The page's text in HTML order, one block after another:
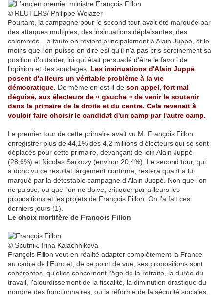
© REUTERS/ Philippe Wojazer
Pourtant, la campagne pour le second tour avait été marquée par
des attaques multiples, des insinuations déplaisantes, des
calomnies. La faute en revient principalement à Alain Juppé, et le
moins que l'on puisse en dire est qu'il n'a pas pris sereinement sa
position d'outsider, lui qui était persuadé d'être le favori de
l'opinion et des sondages. Les insinuations d'Alain Juppé
posent d'ailleurs un véritable problème à la vie
démocratique. De même en est-il de son appel, fort mal
déguisé, aux électeurs de « gauche » de venir le soutenir
dans la primaire de la droite et du centre. Cela revenait à
vouloir faire choisir le candidat d'un camp par l'autre camp.
Le premier tour de cette primaire avait vu M. François Fillon
enregistrer plus de 44,1% des 4,2 millions d'électeurs qui se sont
déplacés pour cette primaire, devançant de loin Alain Juppé
(28,6%) et Nicolas Sarkozy (environ 20,4%). Le second tour, qui
a donc vu ce résultat largement confirmé, restera quant à lui
marqué par la détestable campagne d'Alain Juppé. Non que l'on
ne puisse, ou que l'on ne doive, critiquer par ailleurs les
propositions et les projets de François Fillon. On l'a fait ces
derniers jours (1).
Le choix mortifère de François Fillon
© Sputnik. Irina Kalachnikova
François Fillon veut en réalité adapter complètement la France
au cadre de l'Euro et, de ce point de vue, ses propositions sont
cohérentes, qu'elles concernent l'âge de la retraite, la durée du
travail, l'alourdissement de la fiscalité, la diminution drastique du
nombre des fonctionnaires, ou la réforme de la sécurité sociales.